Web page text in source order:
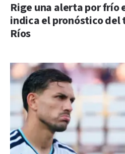
Rige una alerta por frío
indica el pronóstico del
Ríos